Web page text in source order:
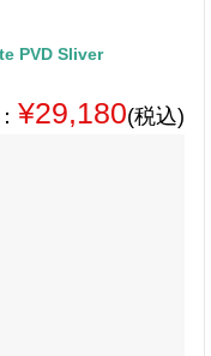
PVD Sliver
¥29,180(税込)